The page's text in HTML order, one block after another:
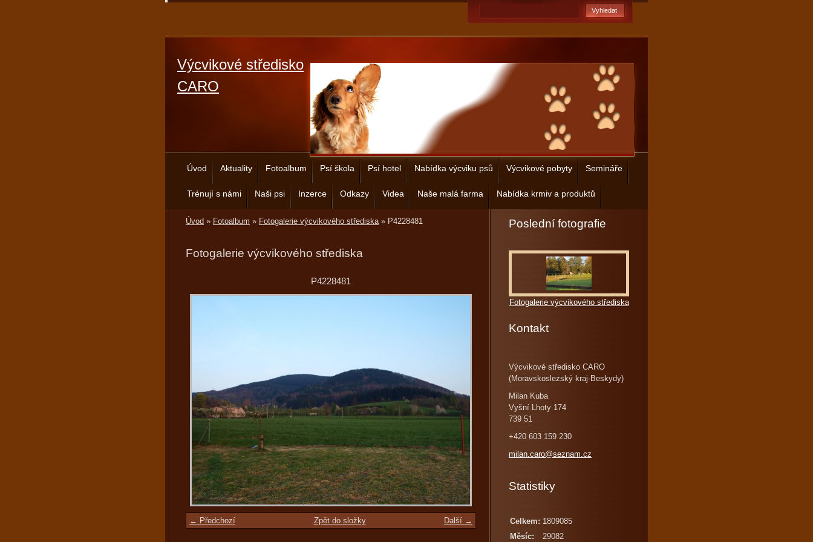
Výcvikové středisko
CARO
Úvod Aktuality Fotoalbum Psí škola Psí hotel Nabídka výcviku psů Výcvikové pobyty Semináře
Trénují s námi Naši psi Inzerce Odkazy Videa Naše malá farma Nabídka krmiv a produktů
Úvod » Fotoalbum » Fotogalerie výcvikového střediska» P4228481
Fotogalerie výcvikového střediska
P4228481
← Předchozí Další →
Zpět do složky
Poslední fotografie
Fotogalerie výcvikového střediska
Kontakt
Výcvikové středisko CARO
(Moravskoslezský kraj-Beskydy)
Milan Kuba
Vyšní Lhoty 174
739 51
+420 603 159 230
milan.caro@seznam.cz
Statistiky
Celkem: 1809085
Měsíc:
29082